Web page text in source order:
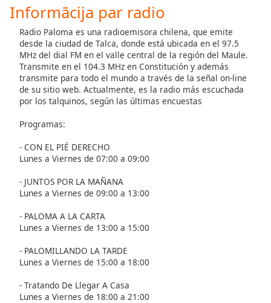
descriptions
off,
selected
Subtitles
subtitles
settings,
opens
subtitles
settings
dialog
off,
selected
Audio
Track
Picture-
in-
Fullscreen
Informācija par radio
Radio Paloma es una radioemisora chilena, que emite
desde la ciudad de Talca, donde está ubicada en el 97.5
MHz del dial FM en el valle central de la región del Maule.
Transmite en el 104.3 MHz en Constitución y además
transmite para todo el mundo a través de la señal on-line
de su sitio web. Actualmente, es la radio más escuchada
por los talquinos, según las últimas encuestas
Programas:
- CON EL PIÉ DERECHO
Lunes a Viernes de 07:00 a 09:00
- JUNTOS POR LA MAÑANA
Lunes a Viernes de 09:00 a 13:00
- PALOMA A LA CARTA
Lunes a Viernes de 13:00 a 15:00
- PALOMILLANDO LA TARDE
Lunes a Viernes de 15:00 a 18:00
- Tratando De Llegar A Casa
Lunes a Viernes de 18:00 a 21:00